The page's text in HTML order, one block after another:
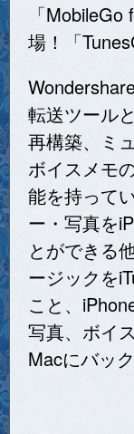
「
場！「
転送ツール
再構築、ミ
ボイスメモ
能を持って
ー・写真を
とができる
ージックを
こと、
写真、ボイ
Macにバッ